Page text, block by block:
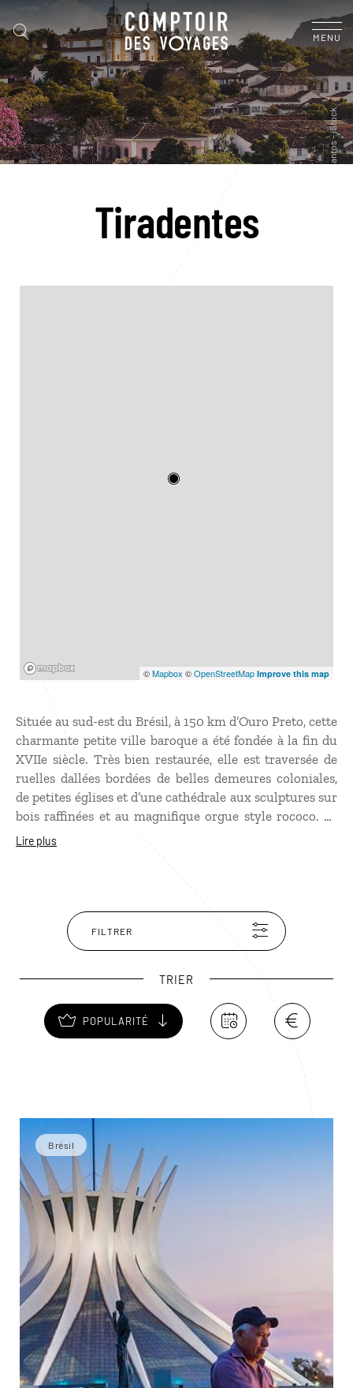
MENU
Tiradentes
©Mapbox ©OpenStreetMap Improve this map
Située au sud-est du Brésil, à 150 km d’Ouro Preto, cette
charmante petite ville baroque a été fondée à la fin du
XVIIe siècle. Très bien restaurée, elle est traversée de
ruelles dallées bordées de belles demeures coloniales,
de petites églises et d’une cathédrale aux sculptures sur
bois raffinées et au magnifique orgue style rococo. La
belle fontaine de Saint-Joseph, alimentée par l'eau de la
Lire plus
FILTRER
TRIER
POPULARITÉ
Brésil